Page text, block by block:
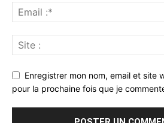
Enregistrer mon nom, email et site
pour la prochaine fois que je